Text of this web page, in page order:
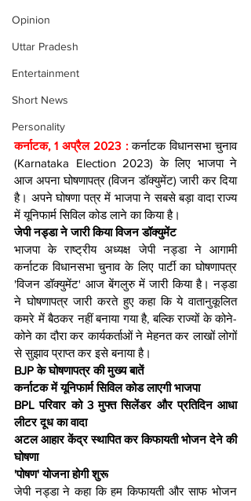
Opinion
Uttar Pradesh
Entertainment
Short News
Personality
कर्नाटक, 1 अप्रैल 2023 : कर्नाटक विधानसभा चुनाव
(Karnataka Election 2023) के लिए भाजपा ने
आज अपना घोषणापत्र (विजन डॉक्युमेंट) जारी कर दिया
है। अपने घोषणा पत्र में भाजपा ने सबसे बड़ा वादा राज्य
में यूनिफार्म सिविल कोड लाने का किया है।
जेपी नड्डा ने जारी किया विजन डॉक्युमेंट
भाजपा के राष्ट्रीय अध्यक्ष जेपी नड्डा ने आगामी
कर्नाटक विधानसभा चुनाव के लिए पार्टी का घोषणापत्र
'विजन डॉक्युमेंट' आज बेंगलुरु में जारी किया है। नड्डा
ने घोषणापत्र जारी करते हुए कहा कि ये वातानुकूलित
कमरे में बैठकर नहीं बनाया गया है, बल्कि राज्यों के कोने-
कोने का दौरा कर कार्यकर्ताओं ने मेहनत कर लाखों लोगों
से सुझाव प्राप्त कर इसे बनाया है।
BJP के घोषणापत्र की मुख्य बातें
कर्नाटक में यूनिफार्म सिविल कोड लाएगी भाजपा
BPL परिवार को 3 मुफ्त सिलेंडर और प्रतिदिन आधा
लीटर दूध का वादा
अटल आहार केंद्र स्थापित कर किफायती भोजन देने की
घोषणा
'पोषण' योजना होगी शुरू
जेपी नड्डा ने कहा कि हम किफायती और साफ भोजन